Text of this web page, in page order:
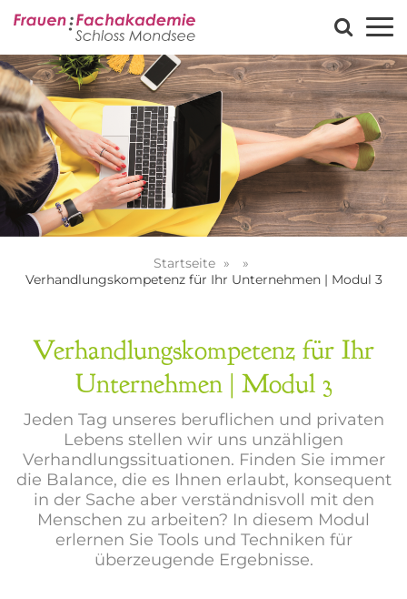
Startseite
Verhandlungskompetenz für Ihr Unternehmen | Modul 3
Verhandlungskompetenz für Ihr
Unternehmen | Modul 3
Jeden Tag unseres beruflichen und privaten
Lebens stellen wir uns unzähligen
Verhandlungssituationen. Finden Sie immer
die Balance, die es Ihnen erlaubt, konsequent
in der Sache aber verständnisvoll mit den
Menschen zu arbeiten? In diesem Modul
erlernen Sie Tools und Techniken für
überzeugende Ergebnisse.